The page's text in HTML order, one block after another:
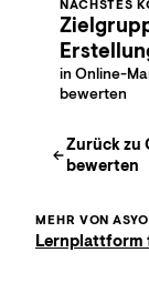
NÄCHSTES
in Online-
bewerten
Zurück zu
bewerten
MEHR VON
Lernplattform